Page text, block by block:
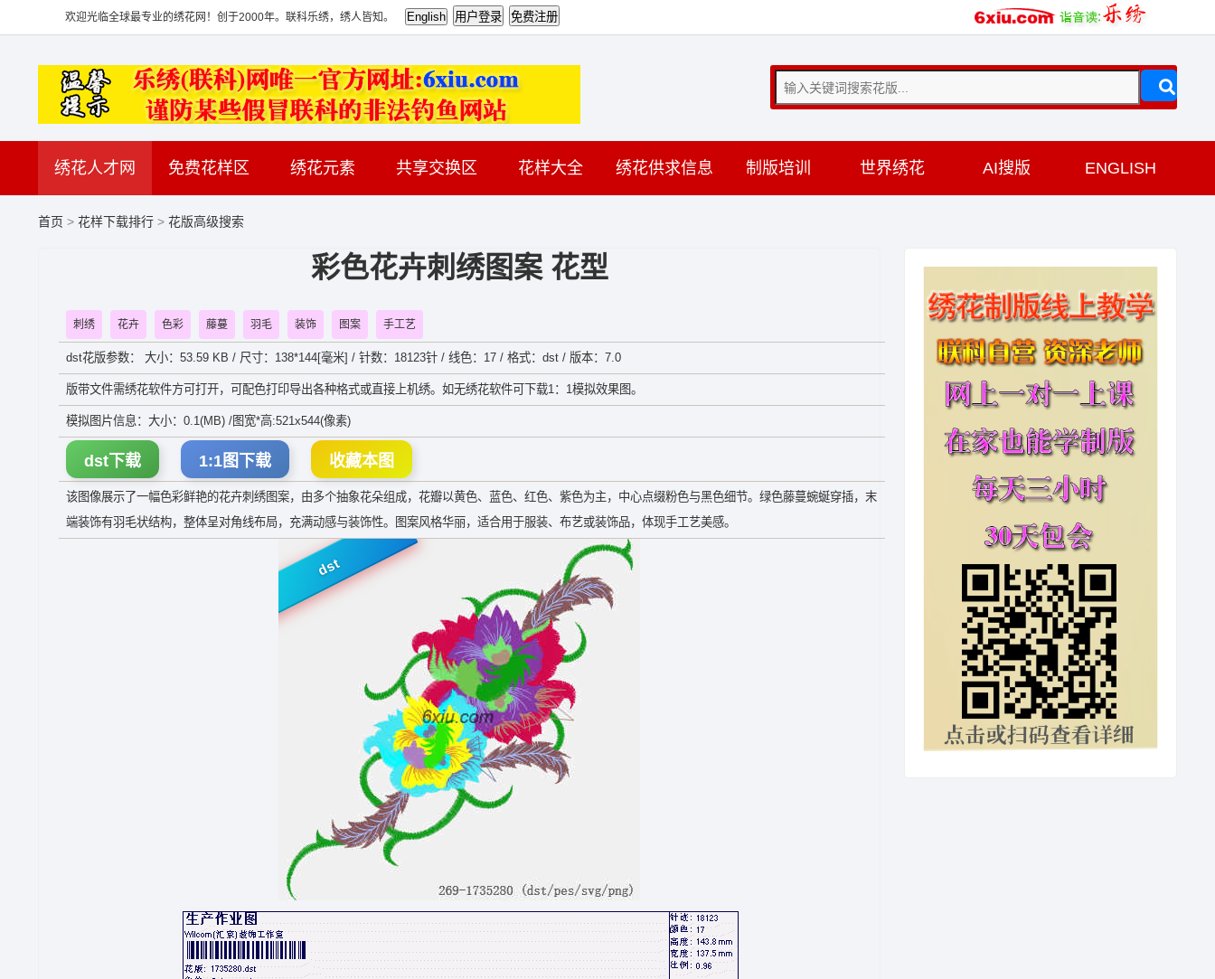
欢迎光临全球最专业的绣花网！创于2000年。联科乐绣，绣人皆知。
绣花人才网 免费花样区 绣花元素 共享交换区 花样大全 绣花供求信息 制版培训 世界绣花 AI搜版 ENGLISH
首页 > 花样下载排行 > 花版高级搜索
彩色花卉刺绣图案 花型
刺绣 花卉 色彩 藤蔓 羽毛 装饰 图案 手工艺
dst花版参数： 大小：53.59 KB / 尺寸：138*144[毫米] / 针数：18123针 / 线色：17 / 格式：dst / 版本：7.0
版带文件需绣花软件方可打开，可配色打印导出各种格式或直接上机绣。如无绣花软件可下载1：1模拟效果图。
模拟图片信息：大小：0.1(MB) /图宽*高:521x544(像素)
dst下载 1:1图下载 收藏本图
该图像展示了一幅色彩鲜艳的花卉刺绣图案，由多个抽象花朵组成，花瓣以黄色、蓝色、红色、紫色为主，中心点缀粉色与黑色细节。绿色藤蔓蜿蜒穿插，末
端装饰有羽毛状结构，整体呈对角线布局，充满动感与装饰性。图案风格华丽，适合用于服装、布艺或装饰品，体现手工艺美感。
dst